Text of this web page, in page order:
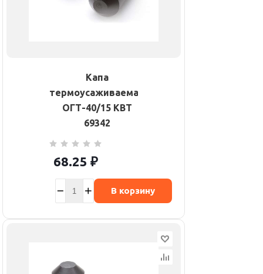
Капа
термоусаживаемая
ОГТ-40/15 КВТ
69342
68.25 ₽
В корзину